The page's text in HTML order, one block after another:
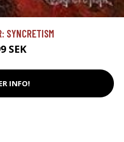
SYNCRETISM
SEK
INFO!